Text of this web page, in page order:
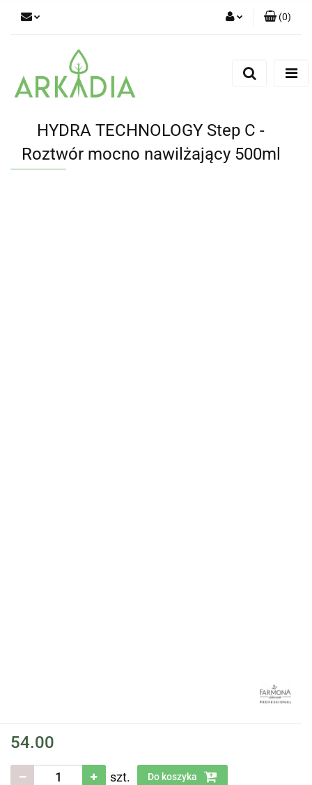
(0)
HYDRA TECHNOLOGY Step C -
Roztwór mocno nawilżający 500ml
54.00
szt. Do koszyka